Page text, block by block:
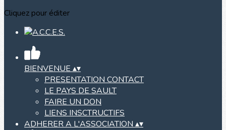
Cliquez pour éditer
BIENVENUE ▴▾
PRESENTATION CONTACT
LE PAYS DE SAULT
FAIRE UN DON
LIENS INSCTRUCTIFS
ADHERER A L'ASSOCIATION ▴▾